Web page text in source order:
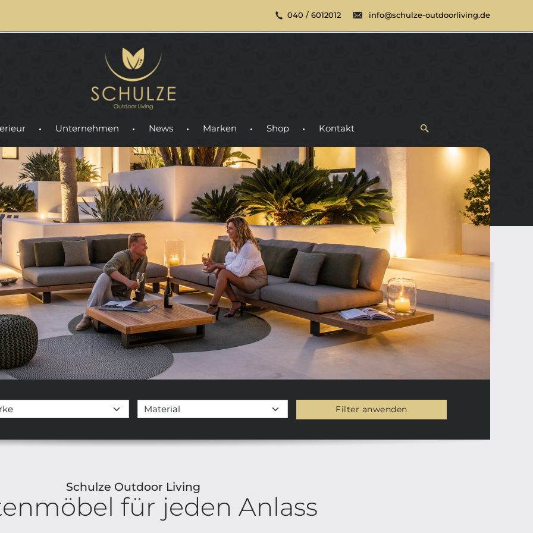
040 / 6012012 info@schulze-outdoorliving.de
Unternehmen News Marken Shop Kontakt
Filter anwenden
Schulze Outdoor Living
für jeden Anlass